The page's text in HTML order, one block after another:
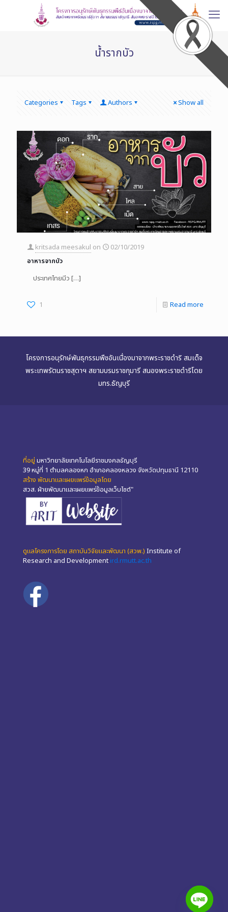
น้ำรากบัว
Categories Tags Authors Show all
kritsada meesakul on
02/10/2019
อาหารจากบัว
ประเทศไทยมีว […]
1 Read more
โครงการอนุรักษ์พันธุกรรมพืชอันเนื่องมาจากพระราชดำริ สมเด็จ
พระเทพรัตนราชสุดาฯ สยามบรมราชกุมารี สนองพระราชดำริโดย
มทร.ธัญบุรี
ที่อยู่ มหาวิทยาลัยเทคโนโลยีราชมงคลธัญบุรี
39 หมู่ที่ 1 ตำบลคลองหก อำเภอคลองหลวง จังหวัดปทุมธานี 12110
สร้าง พัฒนาและเผยแพร่ข้อมูลโดย
สวส. ฝ่ายพัฒนาและเผยแพร่ข้อมูลเว็บไซต์"
ดูแลโครงการโดย สถาบันวิจัยและพัฒนา (สวพ.) Institute of
Research and Development ird.rmutt.ac.th